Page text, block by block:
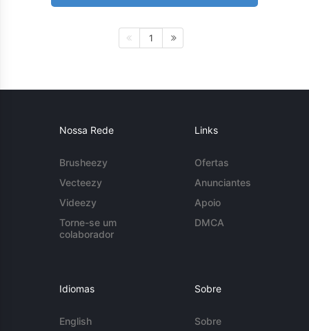
1
Nossa Rede
Brusheezy
Vecteezy
Videezy
Torne-se um
colaborador
Links
Ofertas
Anunciantes
Apoio
DMCA
Idiomas
English
Sobre
Sobre